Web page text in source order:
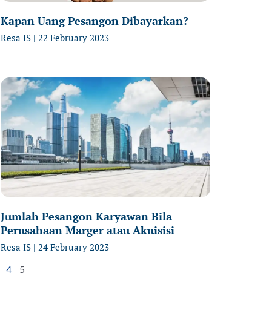
Kapan Uang Pesangon Dibayarkan?
Resa IS 22 February 2023
Jumlah Pesangon Karyawan Bila
Perusahaan Marger atau Akuisisi
Resa IS 24 February 2023
4 5